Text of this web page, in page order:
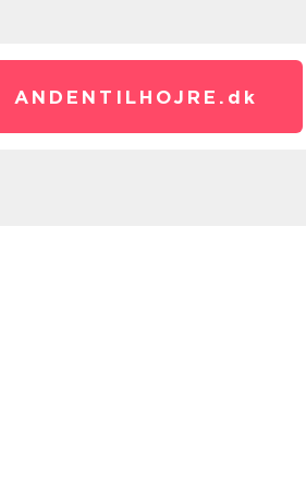
ANDENTILHOJRE. dk